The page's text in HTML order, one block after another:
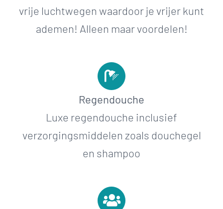
vrije luchtwegen waardoor je vrijer kunt
ademen! Alleen maar voordelen!
Regendouche
Luxe regendouche inclusief
verzorgingsmiddelen zoals douchegel
en shampoo